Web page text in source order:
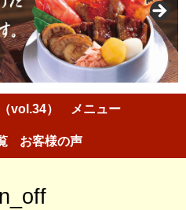
vol.34） メニュー
お客様の声